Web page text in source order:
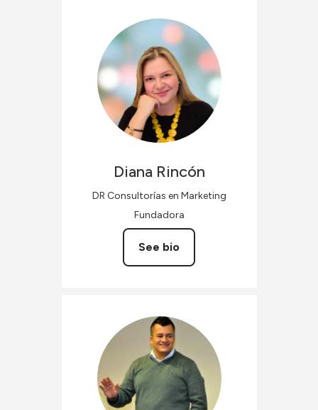
Diana Rincón
DR Consultorías en Marketing
Fundadora
See bio